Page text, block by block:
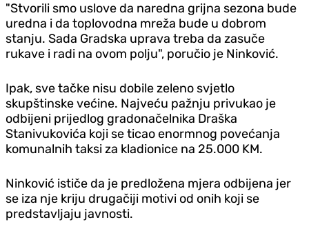
"Stvorili smo uslove da naredna grijna sezona bude
uredna i da toplovodna mreža bude u dobrom
stanju. Sada Gradska uprava treba da zasuče
rukave i radi na ovom polju", poručio je Ninković.
Ipak, sve tačke nisu dobile zeleno svjetlo
skupštinske većine. Najveću pažnju privukao je
odbijeni prijedlog gradonačelnika Draška
Stanivukovića koji se ticao enormnog povećanja
komunalnih taksi za kladionice na 25.000 KM.
Ninković ističe da je predložena mjera odbijena jer
se iza nje kriju drugačiji motivi od onih koji se
predstavljaju javnosti.